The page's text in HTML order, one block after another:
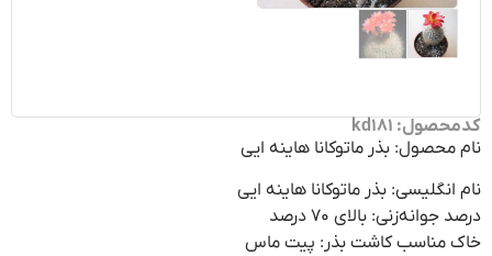
ماتوکانا هاینه ایی
ماتوکانا هاینه ایی
۷۰ درصد
بذر: پیت ماس